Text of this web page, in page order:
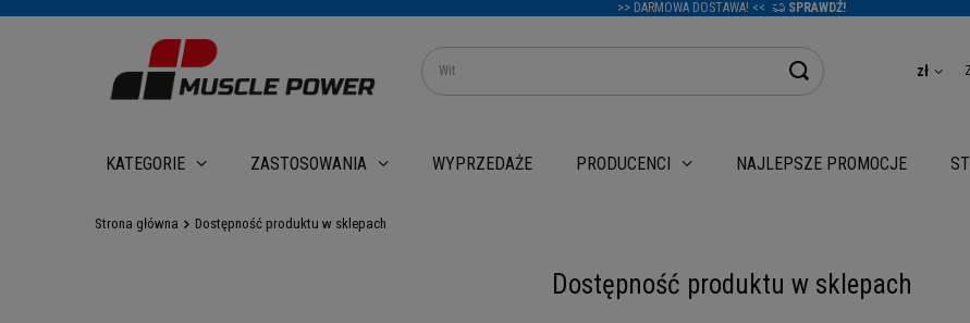
>> DARMOWA DOSTAWA! << SPRAWDŹ!
zł
KATEGORIE ZASTOSOWANIA WYPRZEDAŻE PRODUCENCI NAJLEPSZE PROMOCJE
Strona główna Dostępność produktu w sklepach
Dostępność produktu w sklepach